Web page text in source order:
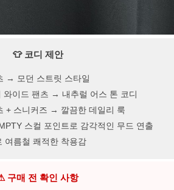
👕 코디 제안
→ 모던 스트릿 스타일
와이드 팬츠 → 내추럴 어스 톤 코디
+ 스니커즈 → 깔끔한 데일리 룩
스컬 포인트로 감각적인 무드 연출
여름철 쾌적한 착용감
구매 전 확인 사항